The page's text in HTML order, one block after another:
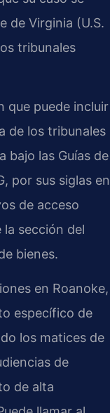
de Virginia (U.S.
tribunales
que puede incluir
de los tribunales
bajo las Guías de
por sus siglas en
de acceso
sección del
bienes.
en Roanoke,
específico de
los matices de
de
de alta